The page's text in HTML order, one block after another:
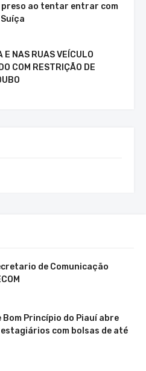
preso ao tentar entrar com
E NAS RUAS VEÍCULO
COM RESTRIÇÃO DE
de Comunicação
Princípio do Piauí abre
com bolsas de até